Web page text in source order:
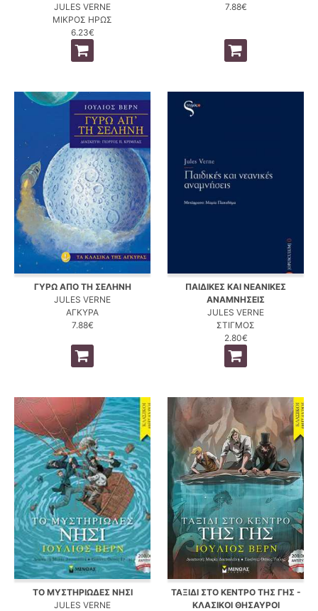
JULES VERNE
ΜΙΚΡΟΣ ΗΡΩΣ
6.23€
7.88€
ΓΥΡΩ ΑΠΟ ΤΗ ΣΕΛΗΝΗ
JULES VERNE
ΑΓΚΥΡΑ
7.88€
ΠΑΙΔΙΚΕΣ ΚΑΙ ΝΕΑΝΙΚΕΣ
ΑΝΑΜΝΗΣΕΙΣ
JULES VERNE
ΣΤΙΓΜΟΣ
2.80€
ΤΟ ΜΥΣΤΗΡΙΩΔΕΣ ΝΗΣΙ
JULES VERNE
ΤΑΞΙΔΙ ΣΤΟ ΚΕΝΤΡΟ ΤΗΣ ΓΗΣ -
ΚΛΑΣΙΚΟΙ ΘΗΣΑΥΡΟΙ